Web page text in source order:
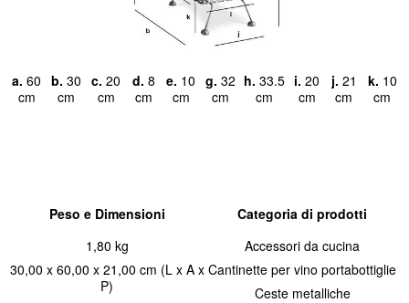
a. 60
cm
b. 30
cm
c. 20
cm
d. 8
cm
e. 10
cm
g. 32
cm
h. 33.5
cm
i. 20
cm
j. 21
cm
k. 10
cm
Peso e Dimensioni
1,80 kg
30,00 x 60,00 x 21,00 cm (L x A x
P)
Categoria di prodotti
Accessori da cucina
Cantinette per vino portabottiglie
Ceste metalliche